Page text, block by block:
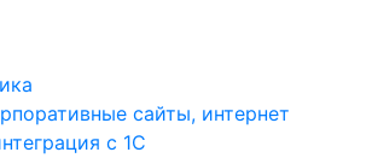
сайты, интернет
с 1С